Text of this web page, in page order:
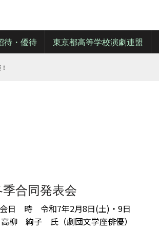
待・優待 東京都高等学校演劇連盟
合同発表会
会日 時 令和7年2月8日(土)・9日
絢子 氏（劇団文学座俳優）